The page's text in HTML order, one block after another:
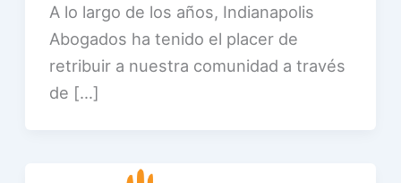
A lo largo de los años, Indianapolis
Abogados ha tenido el placer de
retribuir a nuestra comunidad a través
de […]